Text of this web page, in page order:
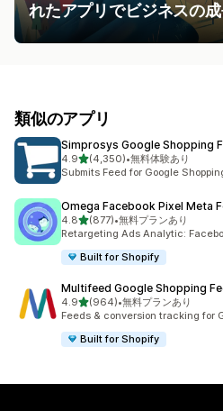
れたアプリでビジネスの成
類似のアプリ
Simprosys Google Shopping
4.95つ星中
(4,350)
合計レビュー数：4350件
•無料体験あり
Submits Feed for Google
Omega Facebook Pixel Meta
4.85つ星中
(877)
合計レビュー数：877件
•無料プランあり
Retargeting Ads Analytic:
Built for Shopify
Multifeed Google Shopping
4.95つ星中
(964)
合計レビュー数：964件
•無料プランあり
Feeds & conversion tracking for
Built for Shopify